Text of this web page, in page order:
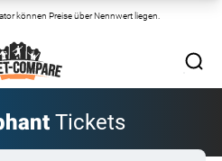
können Preise über Nennwert liegen.
Tickets